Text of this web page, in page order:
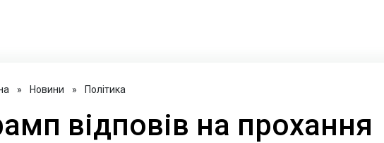
» Новини » Політика
відповів на прохання